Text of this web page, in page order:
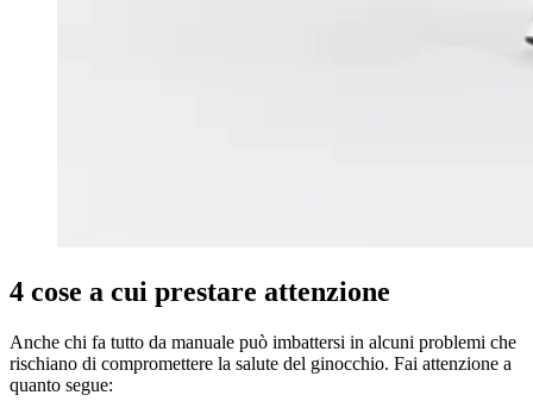
4 cose a cui prestare attenzione
Anche chi fa tutto da manuale può imbattersi in alcuni problemi che
rischiano di compromettere la salute del ginocchio. Fai attenzione a
quanto segue: